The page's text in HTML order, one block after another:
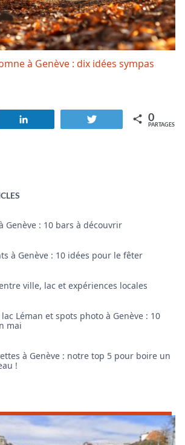
à Genève : dix idées sympas
Tweetez 0
PARTAGES
Genève : 10 bars à découvrir
à Genève : 10 idées pour le fêter
ville, lac et expériences locales
Léman et spots photo à Genève : 10
mai
à Genève : notre top 5 pour boire un
!